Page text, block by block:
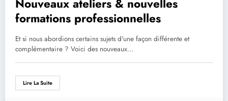
Nouveaux ateliers & nouvelles
formations professionnelles
Et si nous abordions certains sujets d'une façon différente et
complémentaire ? Voici des nouveaux…
Lire La Suite